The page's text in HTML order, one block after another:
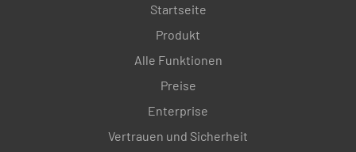
Startseite
Produkt
Alle Funktionen
Preise
Enterprise
Vertrauen und Sicherheit